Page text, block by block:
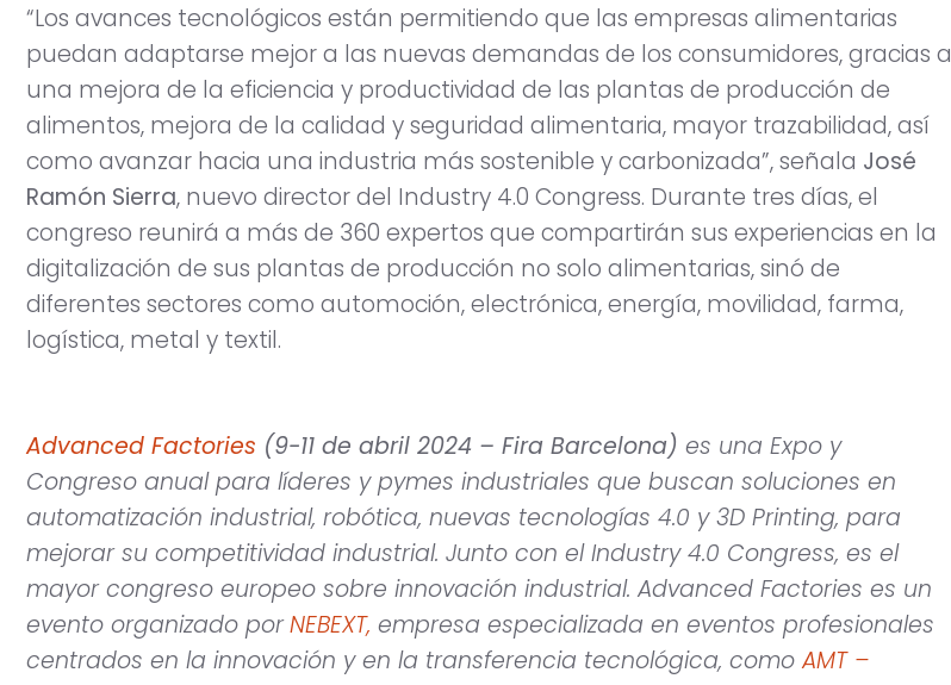
“Los avances tecnológicos están permitiendo que las empresas alimentarias
puedan adaptarse mejor a las nuevas demandas de los consumidores, gracias a
una mejora de la eficiencia y productividad de las plantas de producción de
alimentos, mejora de la calidad y seguridad alimentaria, mayor trazabilidad, así
como avanzar hacia una industria más sostenible y carbonizada”, señala José
Ramón Sierra, nuevo director del Industry 4.0 Congress. Durante tres días, el
congreso reunirá a más de 360 expertos que compartirán sus experiencias en la
digitalización de sus plantas de producción no solo alimentarias, sinó de
diferentes sectores como automoción, electrónica, energía, movilidad, farma,
logística, metal y textil.
Advanced Factories (9-11 de abril 2024 – Fira Barcelona) es una Expo y
Congreso anual para líderes y pymes industriales que buscan soluciones en
automatización industrial, robótica, nuevas tecnologías 4.0 y 3D Printing, para
mejorar su competitividad industrial. Junto con el Industry 4.0 Congress, es el
mayor congreso europeo sobre innovación industrial. Advanced Factories es un
evento organizado porNEBEXT, empresa especializada en eventos profesionales
centrados en la innovación y en la transferencia tecnológica, comoAMT –